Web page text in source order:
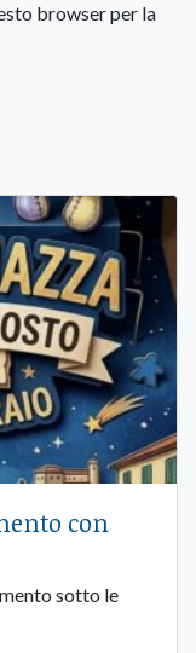
browser per la
con
sotto le